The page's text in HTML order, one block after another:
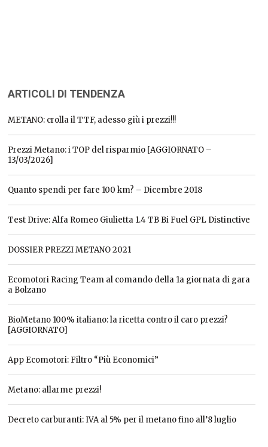
ARTICOLI DI TENDENZA
METANO: crolla il TTF, adesso giù i prezzi!!!
Prezzi Metano: i TOP del risparmio [AGGIORNATO –
13/03/2026]
Quanto spendi per fare 100 km? – Dicembre 2018
Test Drive: Alfa Romeo Giulietta 1.4 TB Bi Fuel GPL Distinctive
DOSSIER PREZZI METANO 2021
Ecomotori Racing Team al comando della 1a giornata di gara
a Bolzano
BioMetano 100% italiano: la ricetta contro il caro prezzi?
[AGGIORNATO]
App Ecomotori: Filtro “Più Economici”
Metano: allarme prezzi!
Decreto carburanti: IVA al 5% per il metano fino all’8 luglio